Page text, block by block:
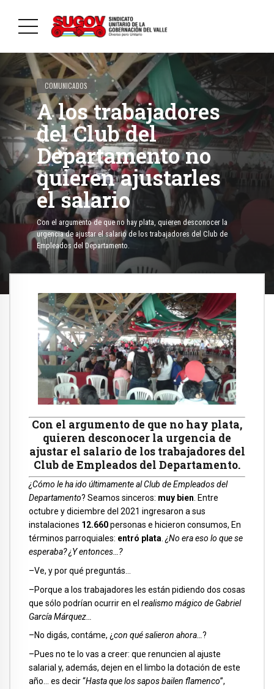
COMUNICADOS
A los trabajadores
del Club del
Departamento no
quieren ajustarles
el salario
Con el argumento de que no hay plata, quieren desconocer la
urgencia de ajustar el salario de los trabajadores del Club de
Empleados del Departamento.
Con el argumento de que no hay plata,
quieren desconocer la urgencia de
ajustar el salario de los trabajadores del
Club de Empleados del Departamento.
¿Cómo le ha ido últimamente al Club de Empleados del
Departamento? Seamos sinceros: muy bien . Entre
octubre y diciembre del 2021 ingresaron a sus
instalaciones 12.660personas e hicieron consumos, En
términos parroquiales: entró plata ¿No era eso lo que se
esperaba? ¿Y entonces…?
–Ve, y por qué preguntás…
–Porque a los trabajadores les están pidiendo dos cosas
que sólo podrían ocurrir en el realismo mágico de Gabriel
García Márquez…
–No digás, contáme, ¿con qué salieron ahora…?
–Pues no te lo vas a creer: que renuncien al ajuste
salarial y, además, dejen en el limbo la dotación de este
año… es decir “Hasta que los sapos bailen flamenco”,